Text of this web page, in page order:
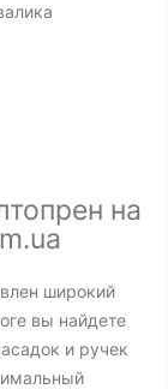
на
широкий
вы найдете
и ручек